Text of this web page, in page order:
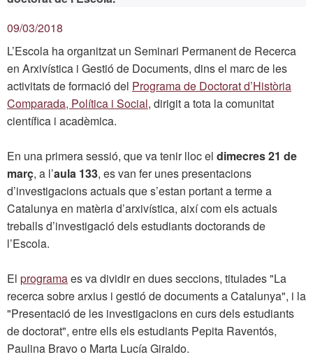
09/03/2018
L’Escola ha organitzat un Seminari Permanent de Recerca
en Arxivística i Gestió de Documents, dins el marc de les
activitats de formació del Programa de Doctorat d’Història
Comparada, Política i Social, dirigit a tota la comunitat
científica i acadèmica.
En una primera sessió, que va tenir lloc el dimecres 21 de
març, a l’aula 133, es van fer unes presentacions
d’investigacions actuals que s’estan portant a terme a
Catalunya en matèria d’arxivística, així com els actuals
treballs d’investigació dels estudiants doctorands de
l’Escola.
El programaes va dividir en dues seccions, titulades "La
recerca sobre arxius i gestió de documents a Catalunya", i la
"Presentació de les investigacions en curs dels estudiants
de doctorat", entre ells els estudiants Pepita Raventós,
Paulina Bravo o Marta Lucía Giraldo.